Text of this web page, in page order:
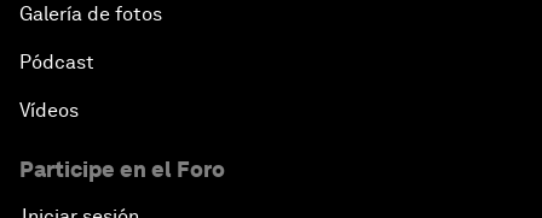
Galería de fotos
Pódcast
Vídeos
Participe en el Foro